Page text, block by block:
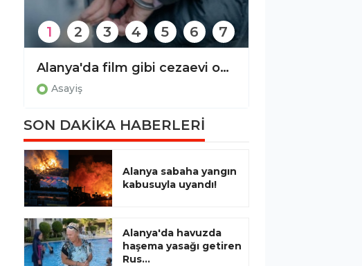
Alanya'da film gibi cezaevi operasyonu!
Asayiş
1 2 3 4 5 6 7
SON DAKİKA HABERLERİ
Alanya sabaha yangın
kabusuyla uyandı!
Alanya'da havuzda
haşema yasağı getiren
Rus...